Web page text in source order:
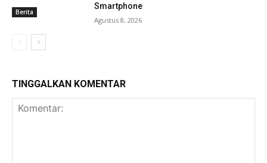
Berita
Smartphone
Agustus 8, 2026
TINGGALKAN KOMENTAR